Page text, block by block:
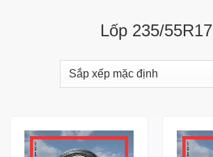
Lốp 235/55R17